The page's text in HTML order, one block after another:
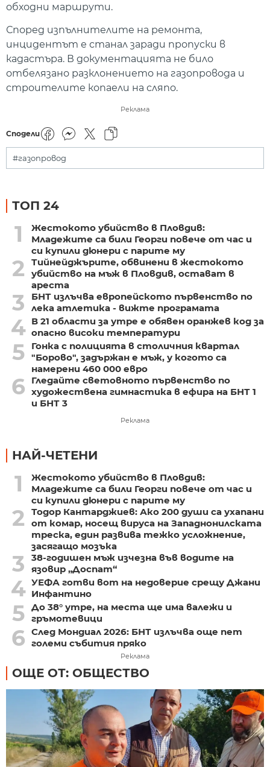
обходни маршрути.
Според изпълнителите на ремонта,
инцидентът е станал заради пропуски в
кадастъра. В документацията не било
отбелязано разклонението на газопровода и
строителите копаели на сляпо.
Реклама
Сподели
#газопровод
ТОП 24
1
Жестокото убийство в Пловдив:
Младежите са били Георги повече от час и
си купили дюнери с парите му
2
Тийнейджърите, обвинени в жестокото
убийство на мъж в Пловдив, остават в
ареста
3
БНТ излъчва европейското първенство по
лека атлетика - вижте програмата
4 В 21 области за утре е обявен оранжев код за
опасно високи температури
5
Гонка с полицията в столичния квартал
"Борово", задържан е мъж, у когото са
намерени 460 000 евро
6
Гледайте световното първенство по
художествена гимнастика в ефира на БНТ 1
и БНТ 3
Реклама
НАЙ-ЧЕТЕНИ
1
Жестокото убийство в Пловдив:
Младежите са били Георги повече от час и
си купили дюнери с парите му
2
Тодор Кантарджиев: Ако 200 души са ухапани
от комар, носещ вируса на Западнонилската
треска, един развива тежко усложнение,
засягащо мозъка
3
38-годишен мъж изчезна във водите на
язовир „Доспат“
4 УЕФА готви вот на недоверие срещу Джани
Инфантино
5 До 38° утре, на места ще има валежи и
гръмотевици
6 След Мондиал 2026: БНТ излъчва още пет
големи събития пряко
Реклама
ОЩЕ ОТ: ОБЩЕСТВО